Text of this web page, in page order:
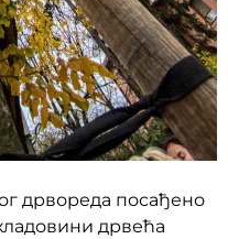
дрвореда посађено
дрвећа